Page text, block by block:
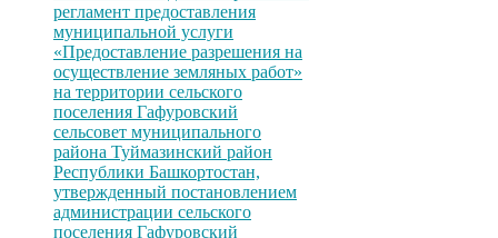
регламент предоставления
муниципальной услуги
«Предоставление разрешения на
осуществление земляных работ»
на территории сельского
поселения Гафуровский
сельсовет муниципального
района Туймазинский район
Республики Башкортостан,
утвержденный постановлением
администрации сельского
поселения Гафуровский